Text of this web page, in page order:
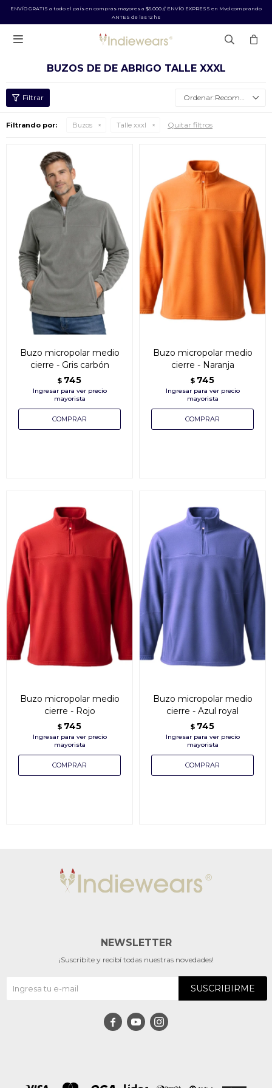
ENVÍO GRATIS a todo el país en compras mayores a $5.000 // ENVÍO EXPRESS en Mvd comprando
ANTES de las 12 hs

BUZOS DE DE ABRIGO TALLE XXXL
Recomendados
Filtrando por: Buzos Talle xxxl Quitar filtros
Buzo micropolar medio
cierre - Gris carbón
$ 745
Buzo micropolar medio
cierre - Naranja
$ 745
Buzo micropolar medio
cierre - Rojo
$ 745
Buzo micropolar medio
cierre - Azul royal
$ 745
NEWSLETTER
¡Suscribite y recibí todas nuestras novedades!
SUSCRIBIRME
  